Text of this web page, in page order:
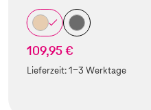
109,95 €
Lieferzeit:1-3 Werktage